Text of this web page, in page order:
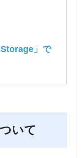
」で
いて